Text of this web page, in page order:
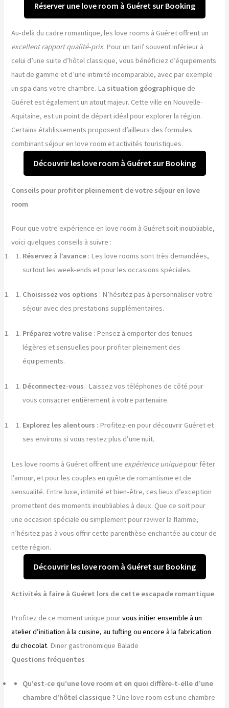
Réserver une love room à Guéret sur Booking
Au-delà du cadre romantique, les love rooms à Guéret offrent un
excellent rapport qualité-prix. Pour un tarif souvent inférieur à
celui d’une suite d’hôtel classique, vous bénéficiez d’équipements
haut de gamme et d’une intimité incomparable, avec par exemple
un spa dans votre chambre. La situation géographique de
Guéret est également un atout majeur. Cette ville en Nouvelle-
Aquitaine, est un point de départ idéal pour explorer la région.
Certains établissements proposent d’ailleurs des formules
combinant séjour en love room et activités touristiques.
Découvrir les love room à Guéret sur Booking
Conseils pour profiter pleinement de votre séjour en love
room
Pour que votre expérience en love room à Guéret soit inoubliable,
voici quelques conseils à suivre :
Réservez à l’avance : Les love rooms sont très demandées,
surtout les week-ends et pour les occasions spéciales.
Choisissez vos options : N’hésitez pas à personnaliser votre
séjour avec des prestations supplémentaires.
Préparez votre valise : Pensez à emporter des tenues
légères et sensuelles pour profiter pleinement des
équipements.
Déconnectez-vous : Laissez vos téléphones de côté pour
vous consacrer entièrement à votre partenaire.
Explorez les alentours : Profitez-en pour découvrir Guéret et
ses environs si vous restez plus d’une nuit.
Les love rooms à Guéret offrent une expérience uniquepour fêter
l’amour, et pour les couples en quête de romantisme et de
sensualité. Entre luxe, intimité et bien-être, ces lieux d’exception
promettent des moments inoubliables à deux. Que ce soit pour
une occasion spéciale ou simplement pour raviver la flamme,
n’hésitez pas à vous offrir cette parenthèse enchantée au cœur de
cette région.
Découvrir les love room à Guéret sur Booking
Activités à faire à Guéret lors de cette escapade romantique
Profitez de ce moment unique pourvous initier ensemble à un
atelier d’initiation à la cuisine, au tufting ou encore à la fabrication
du chocolat. Diner gastronomique Balade
Questions fréquentes
Qu’est-ce qu’une love room et en quoi diffère-t-elle d’une
chambre d’hôtel classique ? Une love room est une chambre